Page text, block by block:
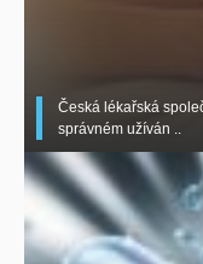
Česká lékařská
správném užíván ..